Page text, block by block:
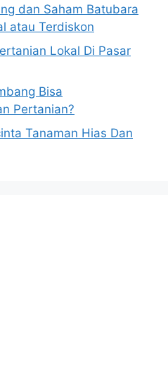
dan Saham Batubara
atau Terdiskon
Lokal Di Pasar
Bisa
Pertanian?
Tanaman Hias Dan